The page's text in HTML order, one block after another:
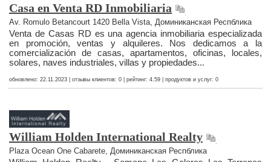
Casa en Venta RD Inmobiliaria
Av. Romulo Betancourt 1420 Bella Vista, Доминиканская Респблика
Venta de Casas RD es una agencia inmobiliaria especializada
en promoción, ventas y alquileres. Nos dedicamos a la
comercialización de casas, apartamentos, oficinas, locales,
solares, naves industriales, villas y propiedades...
обновлено: 22.11.2023 | отзывы клиентов: 0 | рейтинг: 4.59 | продуктов и услуг: 0
William Holden International Realty
Plaza Ocean One Cabarete, Доминиканская Респблика